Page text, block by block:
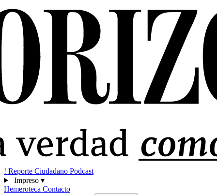
! Reporte Ciudadano Podcast
Impreso ▾
Hemeroteca Contacto